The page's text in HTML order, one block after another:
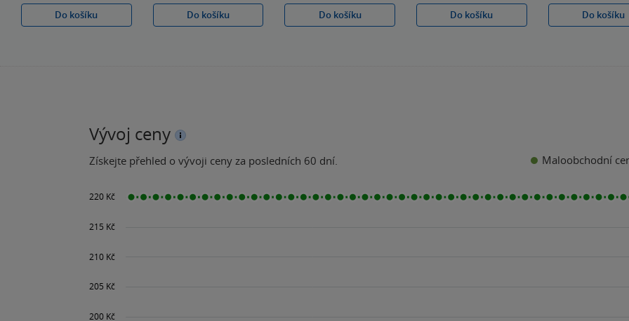
Do košíku
Do košíku
Do košíku
Do košíku
Do košíku
Vývoj ceny
Získejte přehled o vývoji ceny za posledních 60 dní. Maloobchodní